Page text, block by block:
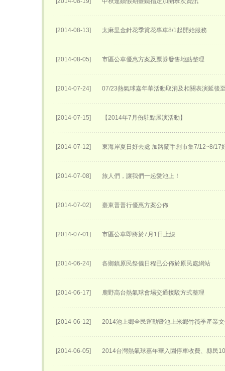
[2014-08-13] 太麻里金針花季賞花專車8/1起開始服務
[2014-08-05] 市區公車優惠方案及票券發售地點整理
[2014-07-24] 07/23熱氣球嘉年華活動取消及相關表演延後
[2014-07-15] 【2014年7月份駐點展演活動】
[2014-07-12] 東海岸夏日好去處 加路蘭手創市集7/12~8/17
[2014-07-08] 旅人們，讓我們一起愛池上！
[2014-07-02] 臺東普普行優惠方案公佈
[2014-07-01] 市區公車即將於7月1日上線
[2014-06-24] 各鄉鎮原民祭儀日程已公佈於原民處網站
[2014-06-17] 鹿野高台熱氣球會場交通接駁方式整理
[2014-06-12] 2014池上鄉全民運動暨池上米鄉竹筏季產業
[2014-06-05] 2014台灣熱氣球嘉年華入園停車收費、縣民